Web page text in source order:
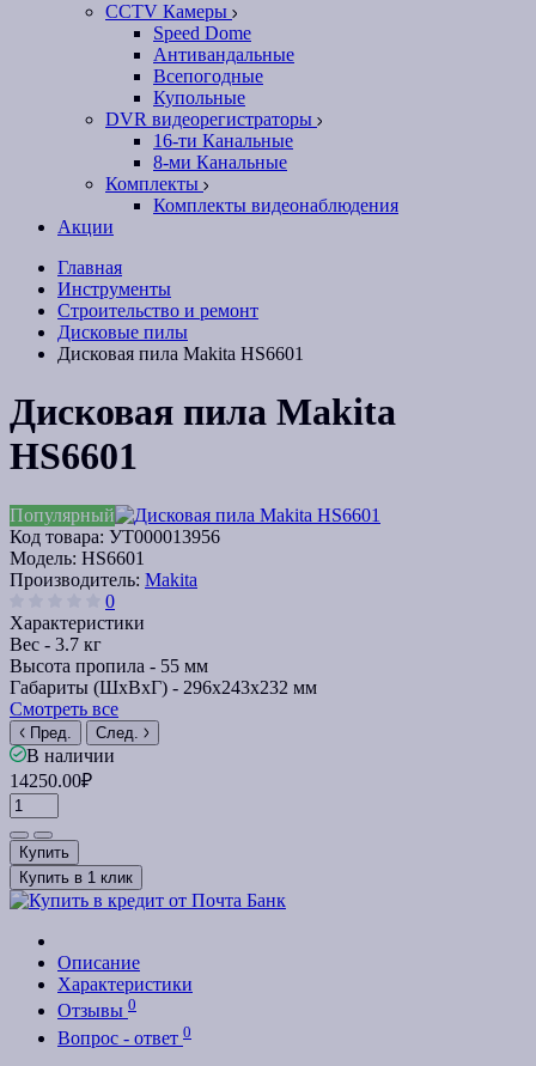
CCTV Камеры
Speed Dome
Антивандальные
Всепогодные
Купольные
DVR видеорегистраторы
16-ти Канальные
8-ми Канальные
Комплекты
Комплекты видеонаблюдения
Акции
Главная
Инструменты
Строительство и ремонт
Дисковые пилы
Дисковая пила Makita HS6601
Дисковая пила Makita
HS6601
Популярный
Код товара: УТ000013956
Модель: HS6601
Производитель: Makita
0
Характеристики
Вес - 3.7 кг
Высота пропила - 55 мм
Габариты (ШхВхГ) - 296x243x232 мм
Смотреть все
Пред. След.
В наличии
14250.00₽
Купить
Купить в 1 клик
Описание
Характеристики
Отзывы 0
Вопрос - ответ 0